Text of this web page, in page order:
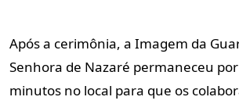
Após a cerimônia, a Imagem da
Senhora de Nazaré permaneceu
minutos no local para que os